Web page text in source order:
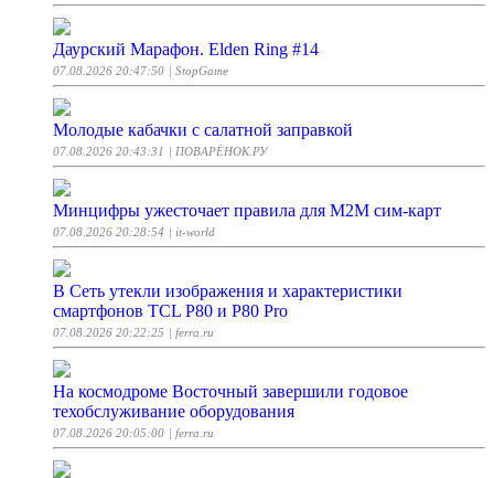
Даурский Марафон. Elden Ring #14
07.08.2026 20:47:50 | StopGame
Молодые кабачки с салатной заправкой
07.08.2026 20:43:31 | ПОВАРЁНОК.РУ
Минцифры ужесточает правила для M2M сим-карт
07.08.2026 20:28:54 | it-world
В Cеть утекли изображения и характеристики
смартфонов TCL P80 и P80 Pro
07.08.2026 20:22:25 | ferra.ru
На космодроме Восточный завершили годовое
техобслуживание оборудования
07.08.2026 20:05:00 | ferra.ru